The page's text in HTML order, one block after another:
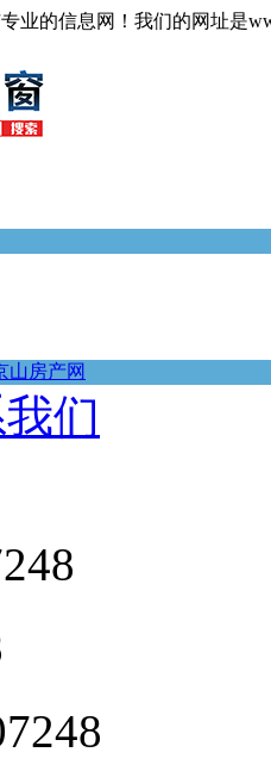
业的信息网！我们的网址是
山房产网
们